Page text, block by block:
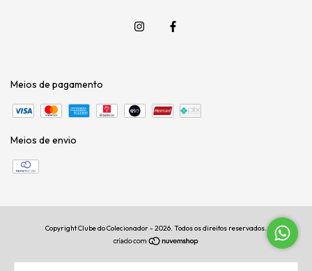
Meios de pagamento
Meios de envio
Copyright Clube do Colecionador - 2026. Todos os direitos reservados.